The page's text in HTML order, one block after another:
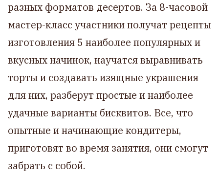
разных форматов десертов. За 8-часовой
мастер-класс участники получат рецепты
изготовления 5 наиболее популярных и
вкусных начинок, научатся выравнивать
торты и создавать изящные украшения
для них, разберут простые и наиболее
удачные варианты бисквитов. Все, что
опытные и начинающие кондитеры,
приготовят во время занятия, они смогут
забрать с собой.